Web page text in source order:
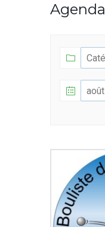
Agenda